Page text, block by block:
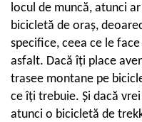
Manete schimbator si
Manete frana bicicleta
Manete schimbator
Manete mixte frana -
Rulmenti si coronite
locul de muncă, atunci
bicicletă de oraș,
specifice, ceea ce le
asfalt. Dacă îți place
trasee montane pe
ce îți trebuie. Și dacă
atunci o bicicletă de